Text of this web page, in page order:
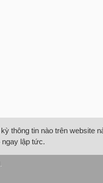
thông tin nào trên website
lập tức.